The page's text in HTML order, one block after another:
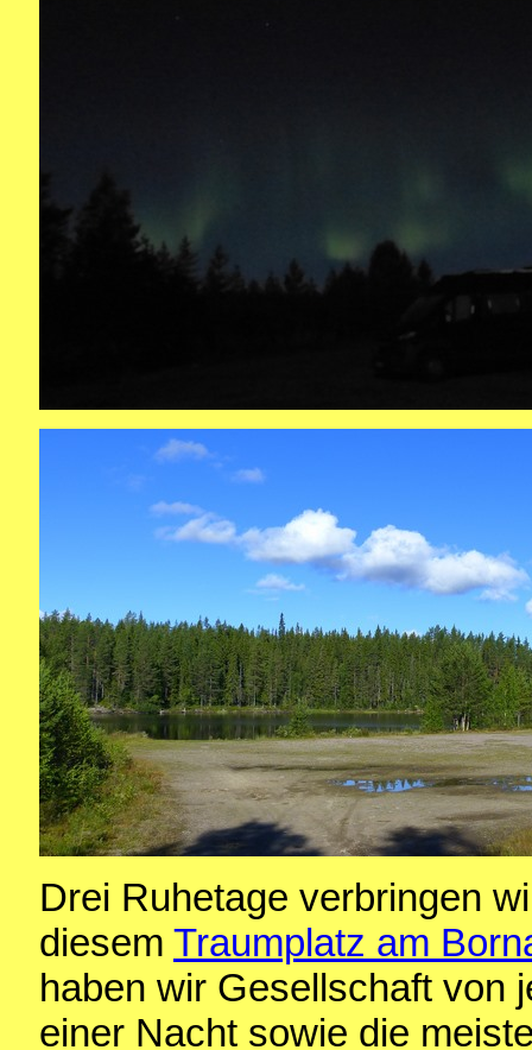
Drei Ruhetage verbringen
diesem Traumplatz am
haben wir Gesellschaft von
einer Nacht sowie die